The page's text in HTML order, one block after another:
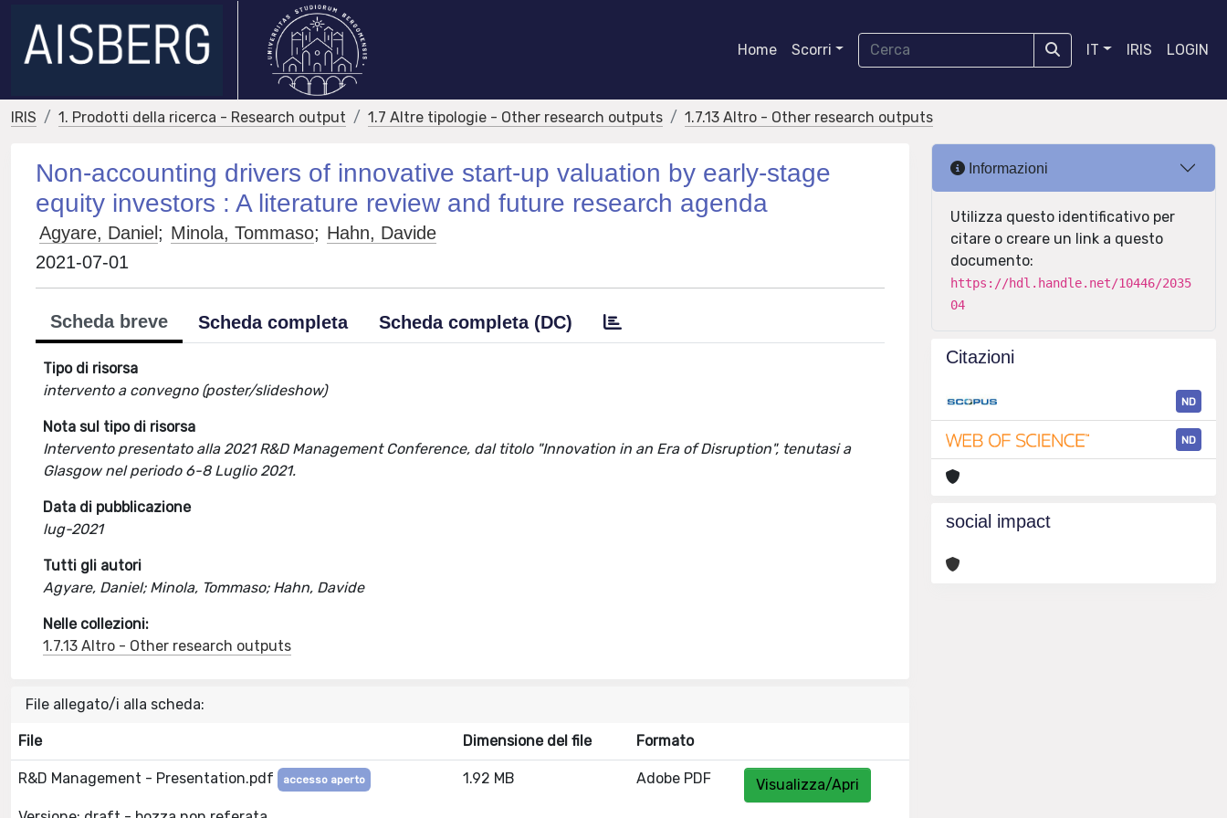
Home Scorri IT IRIS LOGIN
IRIS 1. Prodotti della ricerca - Research output 1.7 Altre tipologie - Other research outputs 1.7.13 Altro - Other research outputs
Non-accounting drivers of innovative start-up valuation by early-stage
equity investors : A literature review and future research agenda
Agyare, Daniel ; Minola, Tommaso; Hahn, Davide
2021-07-01
Scheda breve Scheda completa Scheda completa (DC)
Tipo di risorsa
intervento a convegno (poster/slideshow)
Nota sul tipo di risorsa
Intervento presentato alla 2021 R&D Management Conference, dal titolo "Innovation in an Era of Disruption", tenutasi a
Glasgow nel periodo 6-8 Luglio 2021.
Data di pubblicazione
lug-2021
Tutti gli autori
Agyare, Daniel; Minola, Tommaso; Hahn, Davide
Nelle collezioni:
1.7.13 Altro - Other research outputs
File allegato/i alla scheda:
File Dimensione del file Formato
R&D Management - Presentation.pdf accesso aperto 1.92 MB Adobe PDF Visualizza/Apri
Informazioni
Utilizza questo identificativo per
citare o creare un link a questo
documento:
https://hdl.handle.net/10446/2035
04
Citazioni
ND
ND
social impact